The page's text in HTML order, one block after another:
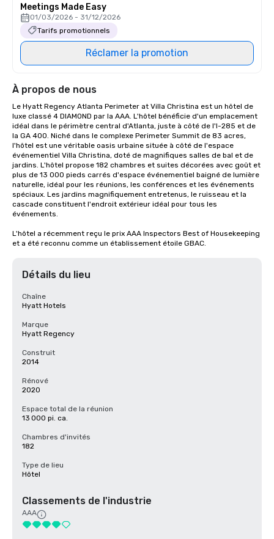
Meetings Made Easy
01/03/2026 - 31/12/2026
Tarifs promotionnels
Réclamer la promotion
À propos de nous
Le Hyatt Regency Atlanta Perimeter at Villa Christina est un hôtel de
luxe classé 4 DIAMOND par la AAA. L'hôtel bénéficie d'un emplacement
idéal dans le périmètre central d'Atlanta, juste à côté de l'I-285 et de
la GA 400. Niché dans le complexe Perimeter Summit de 83 acres,
l'hôtel est une véritable oasis urbaine située à côté de l'espace
événementiel Villa Christina, doté de magnifiques salles de bal et de
jardins. L'hôtel propose 182 chambres et suites décorées avec goût et
plus de 13 000 pieds carrés d'espace événementiel baigné de lumière
naturelle, idéal pour les réunions, les conférences et les événements
spéciaux. Les jardins magnifiquement entretenus, le ruisseau et la
cascade constituent l'endroit extérieur idéal pour tous les
événements.
L'hôtel a récemment reçu le prix AAA Inspectors Best of Housekeeping
et a été reconnu comme un établissement étoile GBAC.
Détails du lieu
Chaîne
Hyatt Hotels
Marque
Hyatt Regency
Construit
2014
Rénové
2020
Espace total de la réunion
13 000 pi. ca.
Chambres d'invités
182
Type de lieu
Hôtel
Classements de l'industrie
AAA